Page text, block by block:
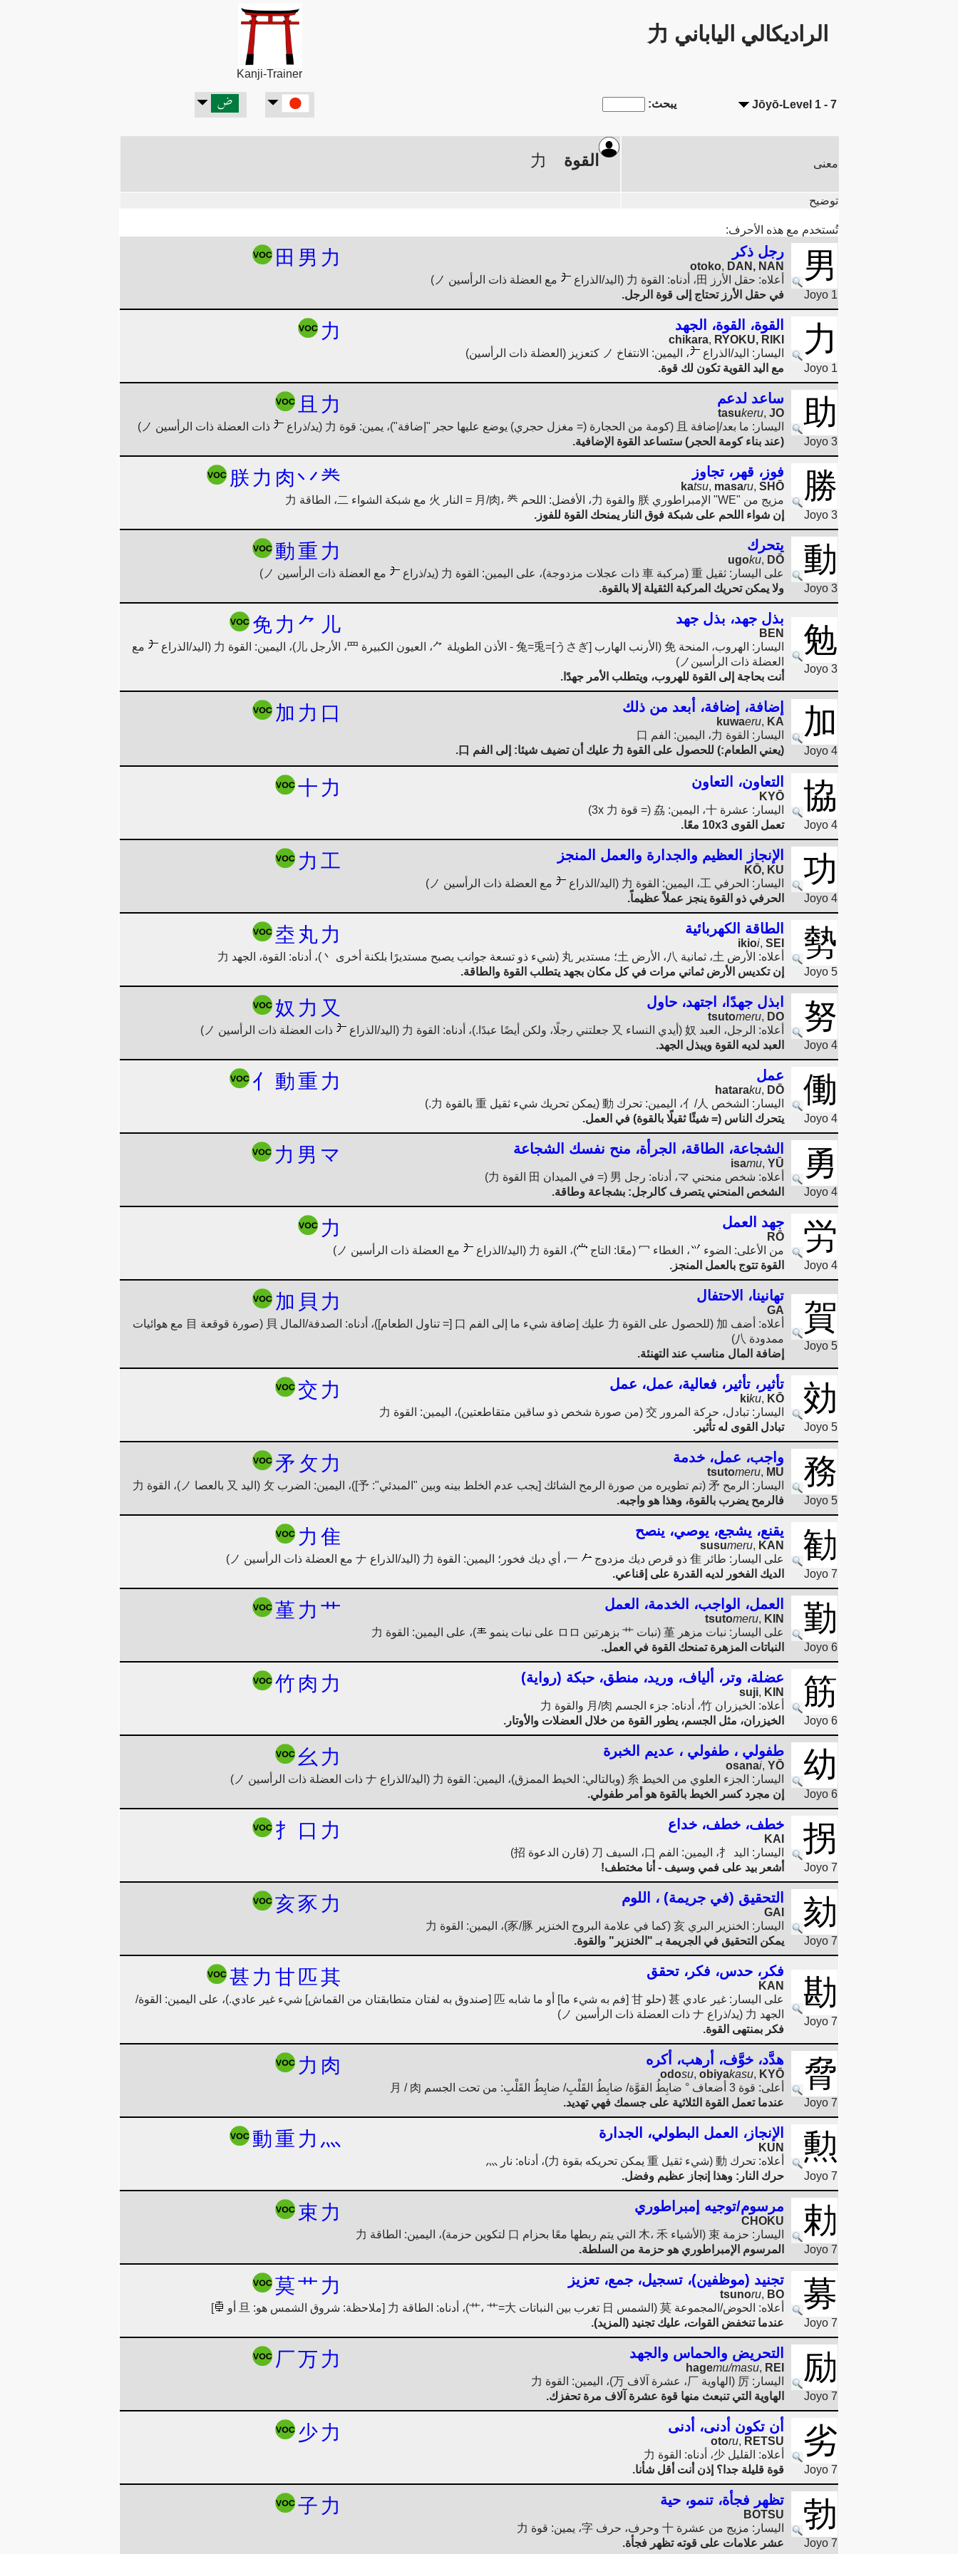
الراديكالي الياباني 力
Kanji-Trainer
Jōyō-Level 1 - 7 يبحث:
معنى القوة
توضيح
تُستخدم مع هذه الأحرف:
男
Joyo 1
رجل ذكر
otoko, DAN, NAN
田 男 力
أعلاه: حقل الأرز 田، أدناه: القوة 力 (اليد/الذراع
مع العضلة ذات الرأسين ノ)
في حقل الأرز تحتاج إلى قوة الرجل.
力
Joyo 1
القوة، القوة، الجهد
chikara, RYOKU, RIKI
力
اليسار: اليد/الذراع
، اليمين: الانتفاخ ノ كتعزيز (العضلة ذات الرأسين)
مع اليد القوية تكون لك قوة.
助
Joyo 3
ساعد لدعم
tasukeru, JO
且 力
اليسار: ما بعد/إضافة 且 (كومة من الحجارة (= مغزل حجري) يوضع عليها حجر "إضافة")، يمين: قوة 力 (يد/ذراع
ذات العضلة ذات الرأسين ノ)
(عند بناء كومة الحجر) ستساعد القوة الإضافية.
勝
Joyo 3
فوز، قهر، تجاوز
katsu, masaru, SHŌ
朕 力 肉丷龹
مزيج من "WE" الإمبراطوري 朕 والقوة 力، الأفضل: اللحم 月/肉، 龹 = النار 火 مع شبكة الشواء 二، الطاقة 力
إن شواء اللحم على شبكة فوق النار يمنحك القوة للفوز.
動
Joyo 3
يتحرك
ugoku, DŌ
動重 力
على اليسار: ثقيل 重 (مركبة 車 ذات عجلات مزدوجة)، على اليمين: القوة 力 (يد/ذراع
مع العضلة ذات الرأسين ノ)
ولا يمكن تحريك المركبة الثقيلة إلا بالقوة.
勉
Joyo 3
بذل جهد، بذل جهد
BEN
免力 ⺈ 儿
اليسار: الهروب، المنحة 免 (الأرنب الهارب 兔=兎=[うさぎ] - الأذن الطويلة ⺈، العيون الكبيرة 罒، الأرجل 儿)، اليمين: القوة 力 (اليد/الذراع
مع
العضلة ذات الرأسينノ)
أنت بحاجة إلى القوة للهروب، ويتطلب الأمر جهدًا.
加
Joyo 4
إضافة، إضافة، أبعد من ذلك
kuwaeru, KA
加 力 口
اليسار: القوة 力، اليمين: الفم 口
(يعني الطعام:) للحصول على القوة 力 عليك أن تضيف شيئا: إلى الفم 口.
協
Joyo 4
التعاون، التعاون
KYŌ
十 力
اليسار: عشرة 十، اليمين: 劦 (= قوة 3x 力)
تعمل القوى 10x3 معًا.
功
Joyo 4
الإنجاز العظيم والجدارة والعمل المنجز
KŌ, KU
力 工
اليسار: الحرفي 工، اليمين: القوة 力 (اليد/الذراع
مع العضلة ذات الرأسين ノ)
الحرفي ذو القوة ينجز عملاً عظيماً.
勢
Joyo 5
الطاقة الكهربائية
ikioi, SEI
坴 丸力
أعلاه: الأرض 土، ثمانية 八، الأرض 土؛ مستدير 丸 (شيء ذو تسعة جوانب يصبح مستديرًا بلكنة أخرى 丶)، أدناه: القوة، الجهد 力
إن تكديس الأرض ثماني مرات في كل مكان بجهد يتطلب القوة والطاقة.
努
Joyo 4
ابذل جهدًا، اجتهد، حاول
tsutomeru, DO
奴 力 又
أعلاه: الرجل، العبد 奴 (أيدي النساء 又 جعلتني رجلًا، ولكن أيضًا عبدًا.)، أدناه: القوة 力 (اليد/الذراع
ذات العضلة ذات الرأسين ノ)
العبد لديه القوة ويبذل الجهد.
働
Joyo 4
عمل
hataraku, DŌ
亻 動重 力
اليسار: الشخص 亻/人، اليمين: تحرك 動 (يمكن تحريك شيء ثقيل 重 بالقوة 力.)
يتحرك الناس (= شيئًا ثقيلًا بالقوة) في العمل.
勇
Joyo 4
الشجاعة، الطاقة، الجرأة، منح نفسك الشجاعة
isamu, YŪ
力 男 マ
أعلاه: شخص منحني マ، أدناه: رجل 男 (= في الميدان 田 القوة 力)
الشخص المنحني يتصرف كالرجل: بشجاعة وطاقة.
労
Joyo 4
جهد العمل
RŌ
力
من الأعلى: الضوء ، الغطاء 冖 (معًا: التاج )، القوة 力 (اليد/الذراع
مع العضلة ذات الرأسين ノ)
القوة تتوج بالعمل المنجز.
賀
Joyo 5
تهانينا، الاحتفال
GA
加 貝 力
أعلاه: أضف 加 (للحصول على القوة 力 عليك إضافة شيء ما إلى الفم 口 [= تناول الطعام])، أدناه: الصدفة/المال 貝 (صورة قوقعة 目 مع هوائيات
ممدودة 八)
إضافة المال مناسب عند التهنئة.
効
Joyo 5
تأثير، تأثير، فعالية، عمل، عمل
kiku, KŌ
交 力
اليسار: تبادل، حركة المرور 交 (من صورة شخص ذو ساقين متقاطعتين)، اليمين: القوة 力
تبادل القوى له تأثير.
務
Joyo 5
واجب، عمل، خدمة
tsutomeru, MU
矛 攵 力
اليسار: الرمح 矛 (تم تطويره من صورة الرمح الشائك [يجب عدم الخلط بينه وبين "المبدئي": 予])، اليمين: الضرب 攵 (اليد 又 بالعصا ノ)، القوة 力
فالرمح يضرب بالقوة، وهذا هو واجبه.
勧
Joyo 7
يقنع، يشجع، يوصي، ينصح
susumeru, KAN
力 隹
على اليسار: طائر 隹 ذو قرص ديك مزدوج
الديك الفخور لديه القدرة على إقناعي.
勤
Joyo 6
العمل، الواجب، الخدمة، العمل
tsutomeru, KIN
堇 力 艹
على اليسار: نبات مزهر 堇 (نبات 艹 بزهرتين ロロ على نبات ينمو
)، على اليمين: القوة 力
النباتات المزهرة تمنحك القوة في العمل.
筋
Joyo 6
عضلة، وتر، ألياف، وريد، منطق، حبكة (رواية)
suji, KIN
竹 肉 力
أعلاه: الخيزران 竹، أدناه: جزء الجسم 月/肉 والقوة 力
الخيزران، مثل الجسم، يطور القوة من خلال العضلات والأوتار.
幼
Joyo 6
طفولي ، طفولي ، عديم الخبرة
osanai, YŌ
幺 力
اليسار: الجزء العلوي من الخيط 糸 (وبالتالي: الخيط الممزق)، اليمين: القوة 力 (اليد/الذراع ナ ذات العضلة ذات الرأسين ノ)
إن مجرد كسر الخيط بالقوة هو أمر طفولي.
拐
Joyo 7
خطف، خطف، خداع
KAI
扌 口 力
اليسار: اليد 扌، اليمين: الفم 口، السيف 刀 (قارن الدعوة 招)
أشعر بيد على فمي وسيف - أنا مختطف!
劾
Joyo 7
التحقيق (في جريمة) ، اللوم
GAI
亥豕 力
اليسار: الخنزير البري 亥 (كما في علامة البروج الخنزير 豕/豚)، اليمين: القوة 力
يمكن التحقيق في الجريمة بـ "الخنزير" والقوة.
勘
Joyo 7
فكر، حدس، فكر، تحقق
KAN
甚 力 甘 匹其
على اليسار: غير عادي 甚 (حلو 甘 [فم به شيء ما] أو ما شابه 匹 [صندوق به لفتان متطابقتان من القماش] شيء غير عادي.)، على اليمين: القوة/
الجهد 力 (يد/ذراع ナ ذات العضلة ذات الرأسين ノ)
فكر بمنتهى القوة.
脅
Joyo 7
هدَّد، خوَّف، أرهب، أكره
odosu, obiyakasu, KYŌ
力 肉
أعلى: قوة 3 أضعاف ° ضابِطُ القوَّة/ ضابِطُ القَلْبِ/ ضابِطُ القَلْبِ: من تحت الجسم 月 / 肉
عندما تعمل القوة الثلاثية على جسمك فهي تهديد.
勲
Joyo 7
الإنجاز، العمل البطولي، الجدارة
KUN
動重 力 灬
أعلاه: تحرك 動 (شيء ثقيل 重 يمكن تحريكه بقوة 力)، أدناه: نار 灬
حرك النار: وهذا إنجاز عظيم وفضل.
勅
Joyo 7
مرسوم/توجيه إمبراطوري
CHOKU
束 力
اليسار: حزمة 束 (الأشياء 木، 禾 التي يتم ربطها معًا بحزام 口 لتكوين حزمة)، اليمين: الطاقة 力
المرسوم الإمبراطوري هو حزمة من السلطة.
募
Joyo 7
تجنيد (موظفين)، تسجيل، جمع، تعزيز
tsunoru, BO
莫艹 力
أعلاه: الحوض/المجموعة 莫 (الشمس 日 تغرب بين النباتات 艹، 艹=大)، أدناه: الطاقة 力 [ملاحظة: شروق الشمس هو: 旦 أو
]
عندما تنخفض القوات، عليك تجنيد (المزيد).
励
Joyo 7
التحريض والحماس والجهد
hagemu/masu, REI
厂万 力
اليسار: 厉 (الهاوية 厂، عشرة آلاف 万)، اليمين: القوة 力
الهاوية التي تنبعث منها قوة عشرة آلاف مرة تحفزك.
劣
Joyo 7
أن تكون أدنى، أدنى
otoru, RETSU
少力
أعلاه: القليل 少، أدناه: القوة 力
قوة قليلة جدا؟ إذن أنت أقل شأنا.
勃
Joyo 7
تظهر فجأة، تنمو، حية
BOTSU
子 力
اليسار: مزيج من عشرة 十 وحرف، حرف 字، يمين: قوة 力
عشر علامات على قوته تظهر فجأة.